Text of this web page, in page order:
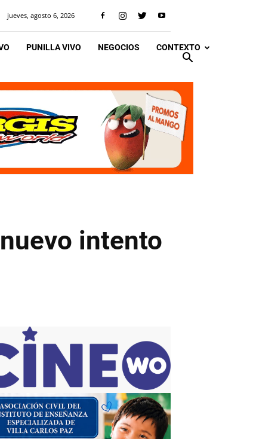
jueves, agosto 6, 2026
PUNILLA VIVO NEGOCIOS CONTEXTO
intento